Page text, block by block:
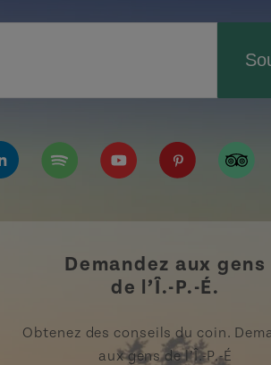
https://
Demandez aux gens
de l’Î.-P.-É.
Obtenez des conseils du coin.
aux gens de l’Î.-P.-É